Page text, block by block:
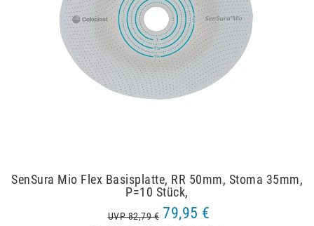
SenSura Mio Flex Basisplatte, RR 50mm, Stoma 35mm,
P=10 Stück,
UVP 82,79 € 79,95 €